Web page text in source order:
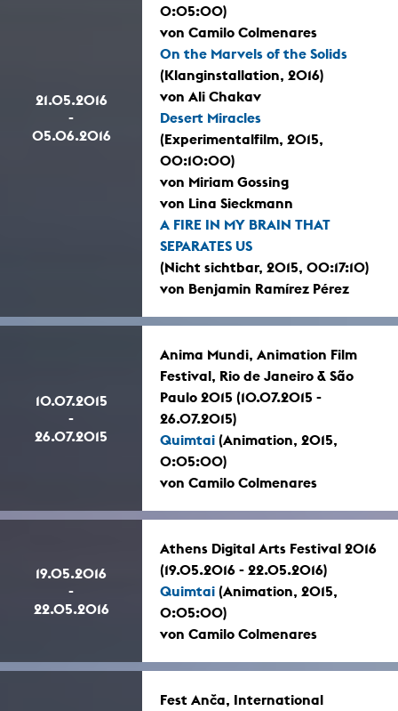
21.05.2016
-
05.06.2016
0:05:00)
von Camilo Colmenares
On the Marvels of the Solids
(Klanginstallation, 2016)
von Ali Chakav
Desert Miracles
(Experimentalfilm, 2015,
00:10:00)
von Miriam Gossing
von Lina Sieckmann
A FIRE IN MY BRAIN THAT
SEPARATES US
(Nicht sichtbar, 2015, 00:17:10)
von Benjamin Ramírez Pérez
10.07.2015
-
26.07.2015
Anima Mundi, Animation Film
Festival, Rio de Janeiro & São
Paulo 2015 (10.07.2015 -
26.07.2015)
Quimtai (Animation, 2015,
0:05:00)
von Camilo Colmenares
19.05.2016
-
22.05.2016
Athens Digital Arts Festival 2016
(19.05.2016 - 22.05.2016)
Quimtai (Animation, 2015,
0:05:00)
von Camilo Colmenares
Fest Anča, International